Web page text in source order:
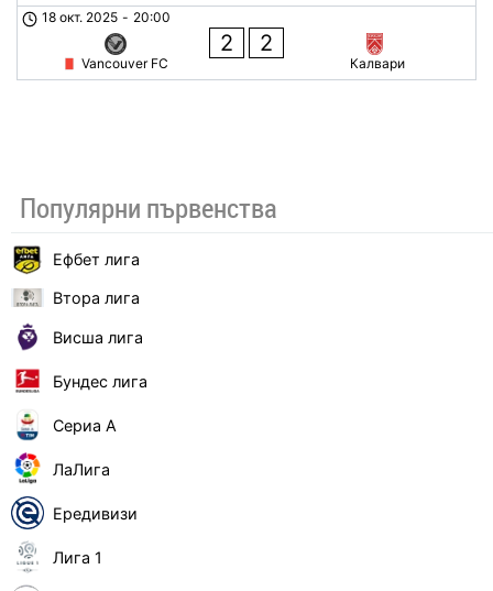
Популярни първенства
Ефбет лига
Втора лига
Висша лига
Бундес лига
Сериа А
ЛаЛига
Ередивизи
Лига 1
18 окт. 2025 - 20:00
Vancouver FC
2 2
Калвари